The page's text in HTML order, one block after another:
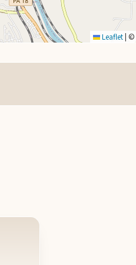
Leaflet ©